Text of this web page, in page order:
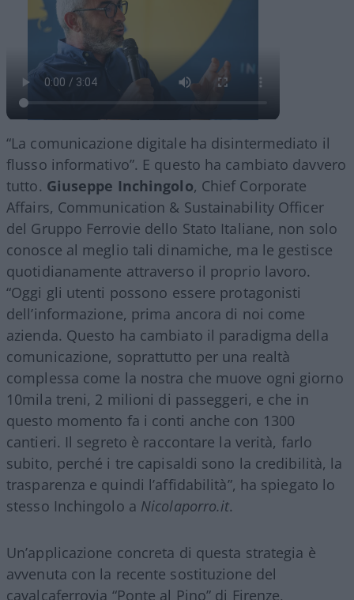
“La comunicazione digitale ha disintermediato il
flusso informativo”. E questo ha cambiato davvero
tutto. Giuseppe Inchingolo, Chief Corporate
Affairs, Communication & Sustainability Officer
del Gruppo Ferrovie dello Stato Italiane, non solo
conosce al meglio tali dinamiche, ma le gestisce
quotidianamente attraverso il proprio lavoro.
“Oggi gli utenti possono essere protagonisti
dell’informazione, prima ancora di noi come
azienda. Questo ha cambiato il paradigma della
comunicazione, soprattutto per una realtà
complessa come la nostra che muove ogni giorno
10mila treni, 2 milioni di passeggeri, e che in
questo momento fa i conti anche con 1300
cantieri. Il segreto è raccontare la verità, farlo
subito, perché i tre capisaldi sono la credibilità, la
trasparenza e quindi l’affidabilità”, ha spiegato lo
stesso Inchingolo a Nicolaporro.it.
Un’applicazione concreta di questa strategia è
avvenuta con la recente sostituzione del
cavalcaferrovia “Ponte al Pino” di Firenze,